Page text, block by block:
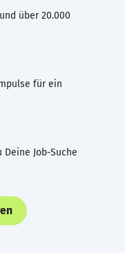
über 20.000
für ein
Job-Suche